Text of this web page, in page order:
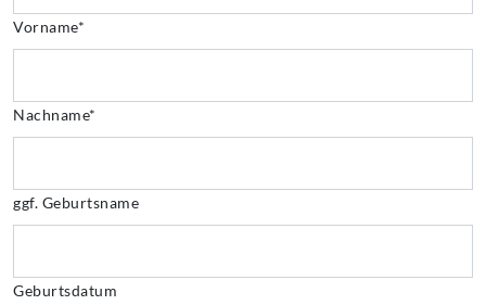
Vorname*
Nachname*
ggf. Geburtsname
Geburtsdatum